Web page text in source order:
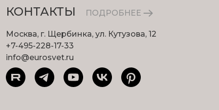
КОНТАКТЫ ПОДРОБНЕЕ
Москва, г. Щербинка, ул. Кутузова, 12
+7-495-228-17-33
info@eurosvet.ru